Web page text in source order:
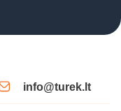
info@turek.lt